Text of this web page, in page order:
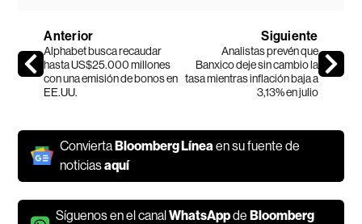
Anterior
Alphabet busca recaudar
hasta US$25.000 millones
con una emisión de bonos en
EE.UU.
Siguiente
Analistas prevén que
Banxico deje sin cambio la
tasa mientras inflación baja a
3,13% en julio
ConviertaBloomberg Línea en su fuente de
noticiasaquí
Síguenos en el canalWhatsAppdeBloomberg